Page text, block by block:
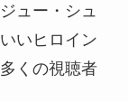
ュー・シュ
いヒロイン
くの視聴者